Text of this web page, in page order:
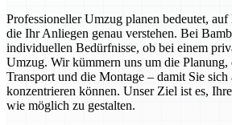
Professioneller Umzug planen bedeutet,
die Ihr Anliegen genau verstehen. Bei
individuellen Bedürfnisse, ob bei einem
Umzug. Wir kümmern uns um die Planung,
Transport und die Montage – damit Sie
konzentrieren können. Unser Ziel ist es,
wie möglich zu gestalten.